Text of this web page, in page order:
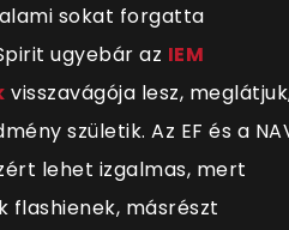
sokat forgatta
ugyebár az IEM
visszavágója lesz,
születik. Az EF és a
lehet izgalmas, mert
flashienek, másrészt